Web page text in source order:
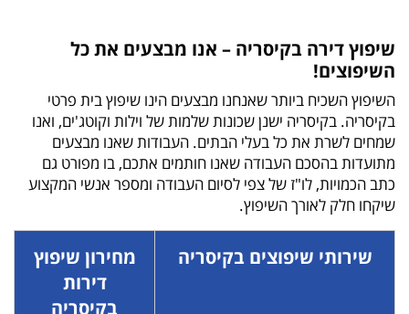
שיפוץ דירה בקיסריה – אנו מבצעים את כל
השיפוצים!
השיפוץ השכיח ביותר שאנחנו מבצעים הינו שיפוץ בית פרטי
בקיסריה. בקיסריה ישנן שכונות שלמות של וילות וקוטג'ים, ואנו
שמחים לשרת את כל בעלי הבתים. העבודות שאנו מבצעים
מתועדות בהסכם העבודה שאנו חותמים אתכם, בו מפורט גם
כתב הכמויות, לו"ז של צפי לסיום העבודה ומספר אנשי המקצוע
שיקחו חלק לאורך השיפוץ.
שירותי שיפוצים בקיסריה
מחירון שיפוץ
דירות
בקיסריה